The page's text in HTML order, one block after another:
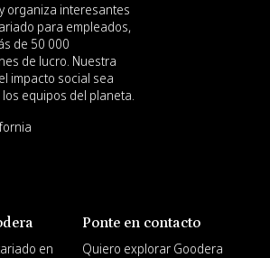
organiza interesantes
para empleados,
de 50 000
de lucro. Nuestra
impacto social sea
equipos del planeta.
en
Ponte en contacto
Quiero explorar Goodera